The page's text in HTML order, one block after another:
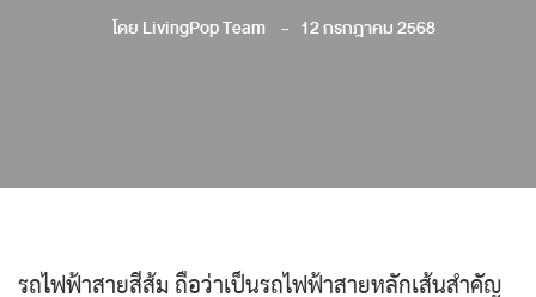
โดย LivingPop Team 12 กรกฎาคม 2568
รถไฟฟ้าสายสีส้ม ถือว่าเป็นรถไฟฟ้าสายหลักเส้นสำคัญ